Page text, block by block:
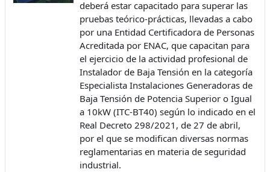
deberá estar capacitado para superar las
pruebas teórico-prácticas, llevadas a cabo
por una Entidad Certificadora de Personas
Acreditada por ENAC, que capacitan para
el ejercicio de la actividad profesional de
Instalador de Baja Tensión en la categoría
Especialista Instalaciones Generadoras de
Baja Tensión de Potencia Superior o Igual
a 10kW (ITC-BT40) según lo indicado en el
Real Decreto 298/2021, de 27 de abril,
por el que se modifican diversas normas
reglamentarias en materia de seguridad
industrial.